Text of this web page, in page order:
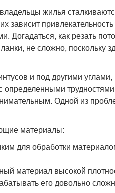
жилья
зависит
Догадаться, как резать
не сложно, поскольку
и под другими
Одной из
материалы:
для обработки
материал высокой
его довольно